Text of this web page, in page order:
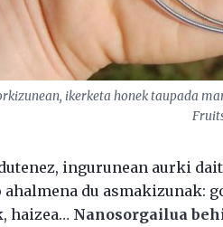
ikerketa honek taupada
ingurunean aurki
ahalmena du asmakizunak:
haizea… Nanosorgailua